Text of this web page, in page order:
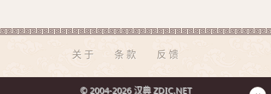
关于 条款 反馈
© 2004-2026 汉典 ZDIC.NET